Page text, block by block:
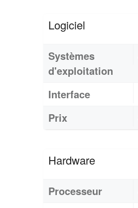
Logiciel
Systèmes
d'exploitation
Interface
Prix
Hardware
Processeur